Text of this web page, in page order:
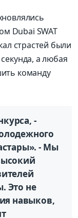
Dubai SWAT
страстей были
а любая
команду
-
- Мы
Это не
навыков,